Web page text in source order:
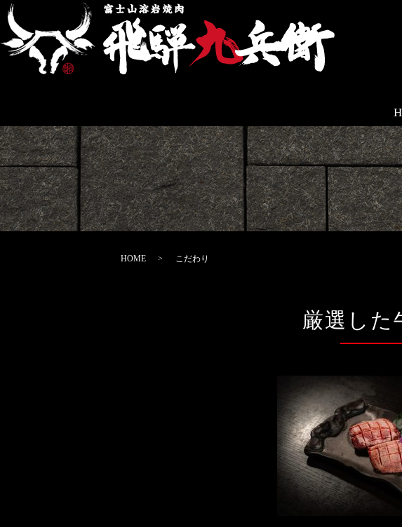
HOME こだわり
厳選した